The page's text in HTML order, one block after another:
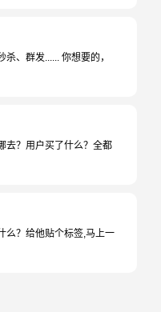
、群发...... 你想要的，
去？用户买了什么？全都
么？给他贴个标签,马上一